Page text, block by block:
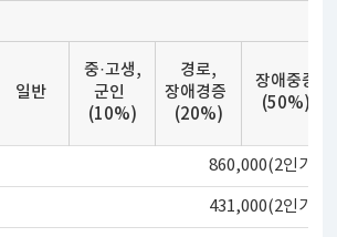
일반
중·고생,
군인
(10%)
경로,
장애경증
(20%)
장애중증
(50%)
860,000(2인가격)
431,000(2인가격)